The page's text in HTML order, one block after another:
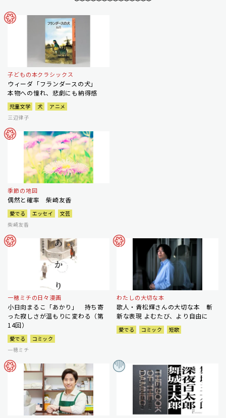
子どもの本クラシックス
ウィーダ「フランダースの犬」
本物への憧れ、悲劇にも納得感
児童文学 犬
アニメ
三辺律子
季節の地図
偶然と確率 柴崎友香
愛でる エッセイ
文芸
柴崎友香
一穂ミチの日々漫画
小日向まるこ「あかり」 持ち寄
った寂しさが温もりに変わる（第
14回）
愛でる
コミック
一穂ミチ
わたしの大切な本
歌人・青松輝さんの大切な本 斬
新な表現 よむたび、より自由に
愛でる コミック 短歌